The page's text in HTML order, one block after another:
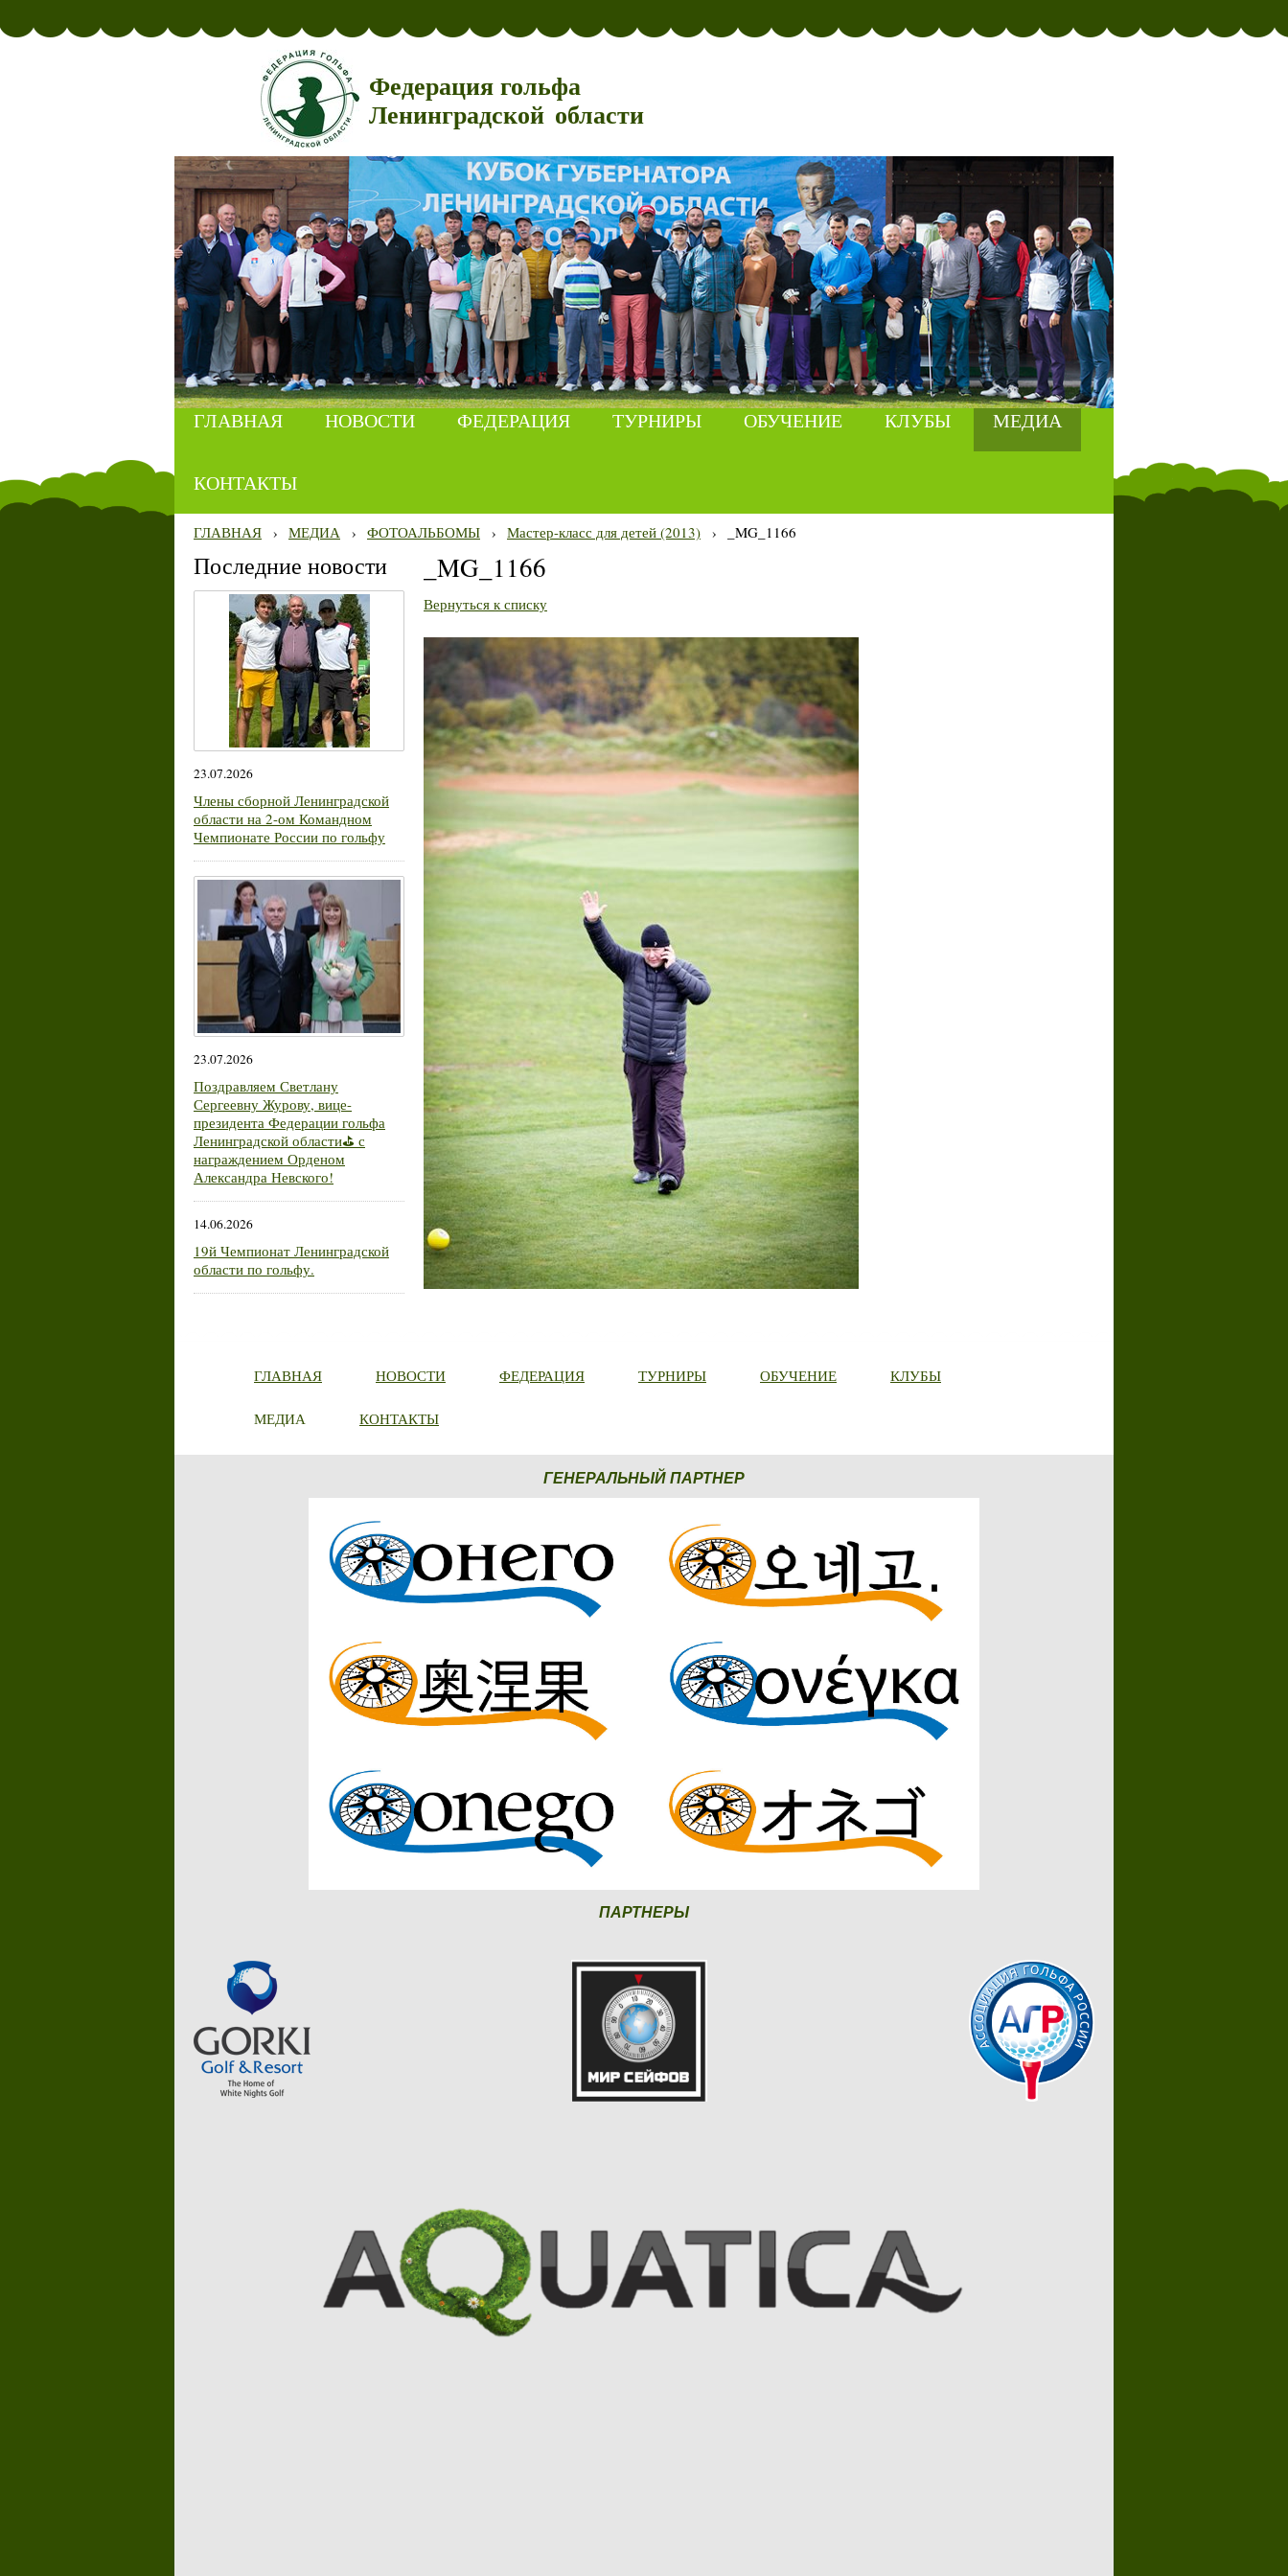
Федерация гольфа
Ленинградской области
ГЛАВНАЯ НОВОСТИ ФЕДЕРАЦИЯ ТУРНИРЫ ОБУЧЕНИЕ КЛУБЫ МЕДИА
КОНТАКТЫ
ГЛАВНАЯ › МЕДИА › ФОТОАЛЬБОМЫ › Мастер-класс для детей (2013) › _MG_1166
Последние новости
23.07.2026
Члены сборной Ленинградской
области на 2-ом Командном
Чемпионате России по гольфу
23.07.2026
Поздравляем Светлану
Сергеевну Журову, вице-
президента Федерации гольфа
Ленинградской области⛳ с
награждением Орденом
Александра Невского!
14.06.2026
19й Чемпионат Ленинградской
области по гольфу.
_MG_1166
Вернуться к списку
ГЛАВНАЯ НОВОСТИ ФЕДЕРАЦИЯ ТУРНИРЫ ОБУЧЕНИЕ КЛУБЫ
МЕДИА КОНТАКТЫ
ГЕНЕРАЛЬНЫЙ ПАРТНЕР
ПАРТНЕРЫ